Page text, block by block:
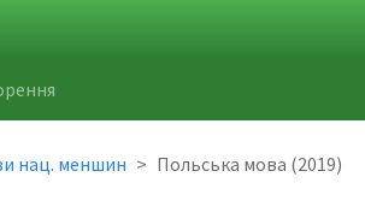
нац. меншин Польська мова (2019)